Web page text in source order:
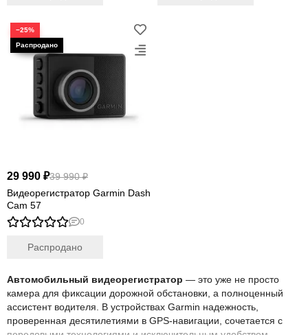
−25%
29 990 ₽39 990 ₽
Видеорегистратор Garmin Dash
Cam 57
0
Распродано
Автомобильный видеорегистратор — это уже не просто
камера для фиксации дорожной обстановки, а полноценный
ассистент водителя. В устройствах Garmin надежность,
проверенная десятилетиями в GPS-навигации, сочетается с